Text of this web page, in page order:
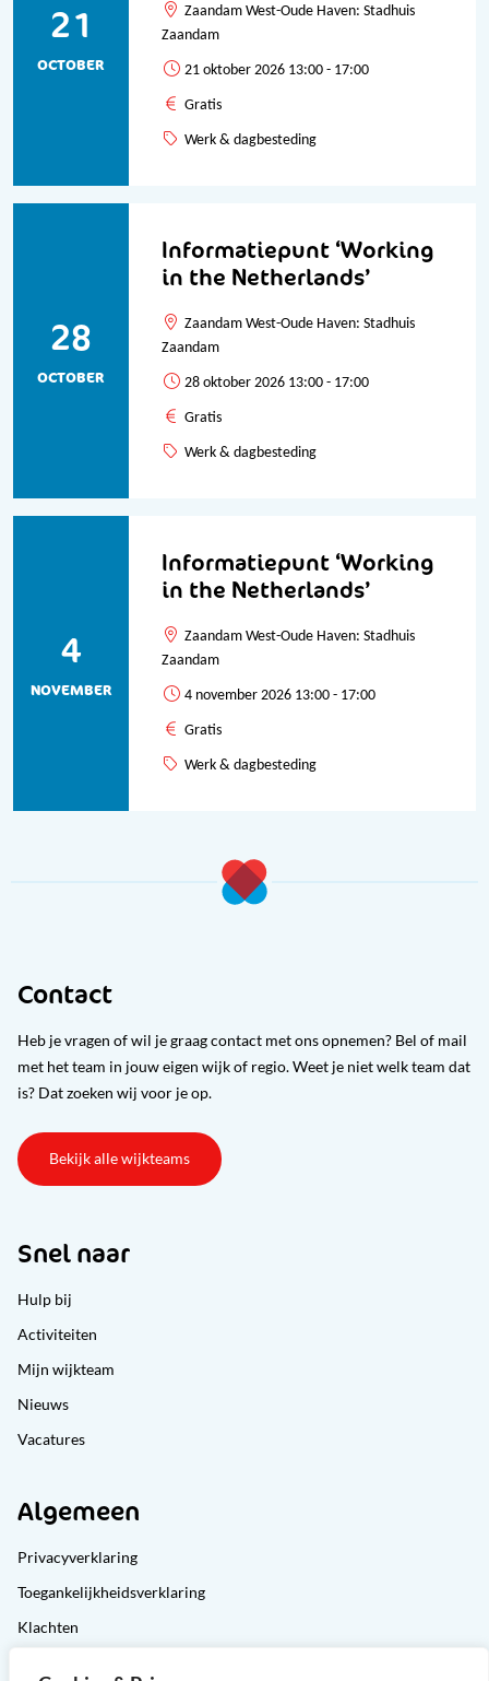
21
OCTOBER
Zaandam West-Oude Haven: Stadhuis
Zaandam
21 oktober 2026 13:00 - 17:00
Gratis
Werk & dagbesteding
Informatiepunt ‘Working
in the Netherlands’
28
OCTOBER
Zaandam West-Oude Haven: Stadhuis
Zaandam
28 oktober 2026 13:00 - 17:00
Gratis
Werk & dagbesteding
Informatiepunt ‘Working
in the Netherlands’
4
NOVEMBER
Zaandam West-Oude Haven: Stadhuis
Zaandam
4 november 2026 13:00 - 17:00
Gratis
Werk & dagbesteding
Contact
Heb je vragen of wil je graag contact met ons opnemen? Bel of mail
met het team in jouw eigen wijk of regio. Weet je niet welk team dat
is? Dat zoeken wij voor je op.
Bekijk alle wijkteams
Snel naar
Hulp bij
Activiteiten
Mijn wijkteam
Nieuws
Vacatures
Algemeen
Privacyverklaring
Toegankelijkheidsverklaring
Klachten